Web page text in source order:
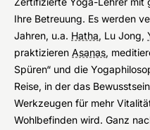
Ihre Betreuung. Es werden
Jahren, u.a. Hatha, Lu Jong,
praktizieren Asanas,
Spüren“ und die
Reise, in der das
Werkzeugen für mehr
Wohlbefinden wird. Ganz